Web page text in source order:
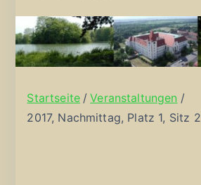
Startseite
Veranstaltungen
2017, Nachmittag, Platz 1, Sitz 2